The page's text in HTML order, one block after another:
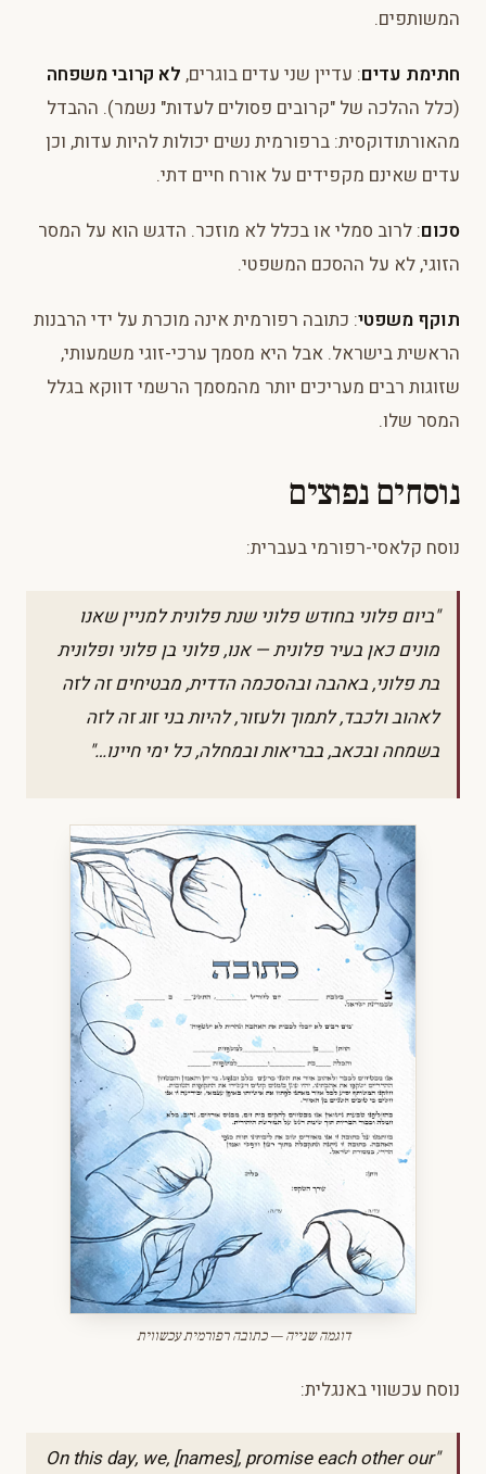
המשותפים.
חתימת עדים: עדיין שני עדים בוגרים, לא קרובי משפחה
(כלל ההלכה של "קרובים פסולים לעדות" נשמר). ההבדל
מהאורתודוקסית: ברפורמית נשים יכולות להיות עדות, וכן
עדים שאינם מקפידים על אורח חיים דתי.
סכום: לרוב סמלי או בכלל לא מוזכר. הדגש הוא על המסר
הזוגי, לא על ההסכם המשפטי.
תוקף משפטי: כתובה רפורמית אינה מוכרת על ידי הרבנות
הראשית בישראל. אבל היא מסמך ערכי-זוגי משמעותי,
שזוגות רבים מעריכים יותר מהמסמך הרשמי דווקא בגלל
המסר שלו.
נוסחים נפוצים
נוסח קלאסי-רפורמי בעברית:
"ביום פלוני בחודש פלוני שנת פלונית למניין שאנו
מונים כאן בעיר פלונית — אנו, פלוני בן פלוני ופלונית
בת פלוני, באהבה ובהסכמה הדדית, מבטיחים זה לזה
לאהוב ולכבד, לתמוך ולעזור, להיות בני זוג זה לזה
בשמחה ובכאב, בבריאות ובמחלה, כל ימי חיינו…"
דוגמה שנייה — כתובה רפורמית עכשווית
נוסח עכשווי באנגלית:
"On this day, we, [names], promise each other our